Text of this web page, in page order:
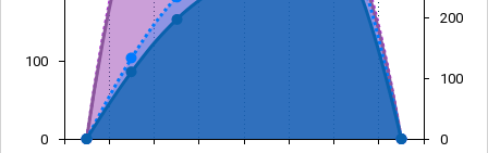
0
100
0
100
200